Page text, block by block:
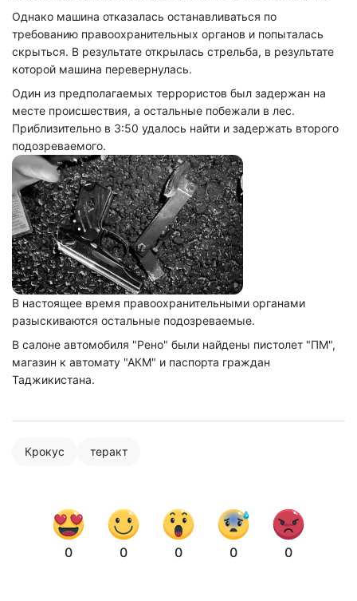
Однако машина отказалась останавливаться по
требованию правоохранительных органов и попыталась
скрыться. В результате открылась стрельба, в результате
которой машина перевернулась.
Один из предполагаемых террористов был задержан на
месте происшествия, а остальные побежали в лес.
Приблизительно в 3:50 удалось найти и задержать второго
подозреваемого.
В настоящее время правоохранительными органами
разыскиваются остальные подозреваемые.
В салоне автомобиля "Рено" были найдены пистолет "ПМ",
магазин к автомату "АКМ" и паспорта граждан
Таджикистана.
Крокус теракт
0 0 0 0 0